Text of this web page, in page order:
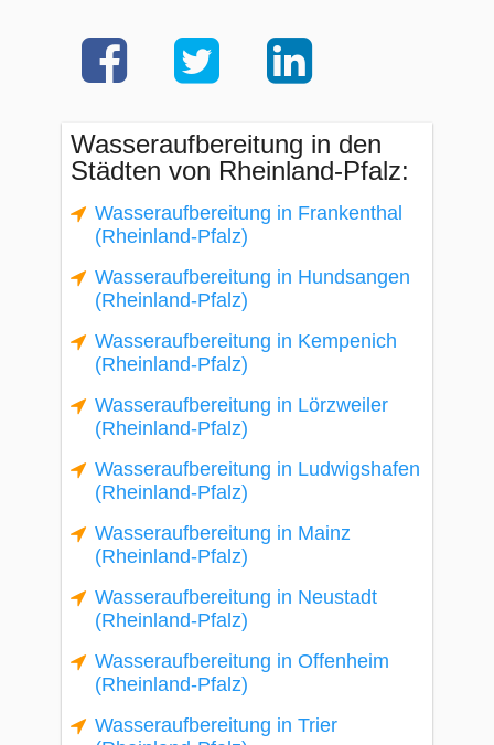
Wasseraufbereitung in den
Städten von Rheinland-Pfalz:
Wasseraufbereitung in Frankenthal
(Rheinland-Pfalz)
Wasseraufbereitung in Hundsangen
(Rheinland-Pfalz)
Wasseraufbereitung in Kempenich
(Rheinland-Pfalz)
Wasseraufbereitung in Lörzweiler
(Rheinland-Pfalz)
Wasseraufbereitung in Ludwigshafen
(Rheinland-Pfalz)
Wasseraufbereitung in Mainz
(Rheinland-Pfalz)
Wasseraufbereitung in Neustadt
(Rheinland-Pfalz)
Wasseraufbereitung in Offenheim
(Rheinland-Pfalz)
Wasseraufbereitung in Trier